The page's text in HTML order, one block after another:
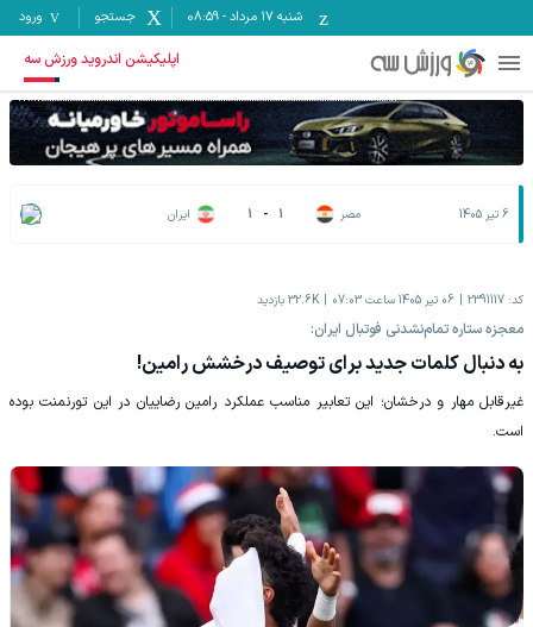
شنبه ۱۷ مرداد -
08:59 جستجو ورود
اپلیکیشن اندروید ورزش سه
6 تیر 1405 مصر 1
-
1 ایران
کد: 2391117 06 تیر 1405 ساعت 07:03 32.6K بازدید
معجزه ستاره تمام‌نشدنی فوتبال ایران:
به دنبال کلمات جدید برای توصیف درخشش رامین!
غیرقابل مهار و درخشان؛ این تعابیر مناسب عملکرد رامین رضاییان در این تورنمنت بوده
است.